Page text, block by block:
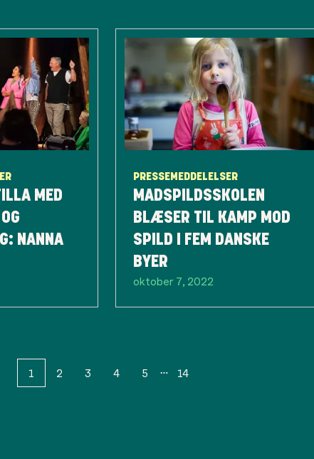
MED
NANNA
PRESSEMEDDELELSER
MADSPILDSSKOLEN
BLÆSER TIL KAMP MOD
SPILD I FEM DANSKE
BYER
oktober 7, 2022
1 2 3 4 5 14